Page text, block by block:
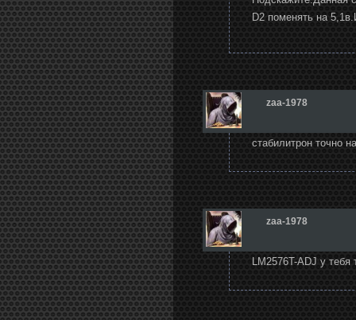
D2 поменять на
zaa-1978
стабилитрон точно
zaa-1978
LM2576T-ADJ у тебя